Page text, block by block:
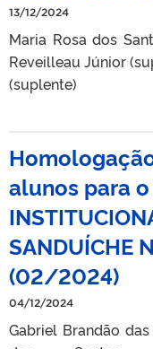
13/12/2024
Maria Rosa dos
Reveilleau Júnior
(suplente)
alunos para o
SANDUÍCHE
(02/2024)
04/12/2024
Gabriel Brandão